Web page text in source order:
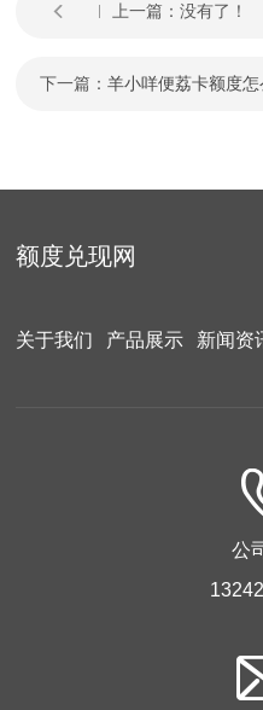
上一篇：没有了！
下一篇：羊小咩便荔卡额度
额度兑现网
关于我们 产品展示 新闻资
公